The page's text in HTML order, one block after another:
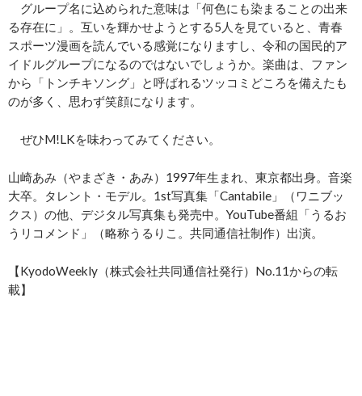
グループ名に込められた意味は「何色にも染まることの出来
る存在に」。互いを輝かせようとする5人を見ていると、青春
スポーツ漫画を読んでいる感覚になりますし、令和の国民的ア
イドルグループになるのではないでしょうか。楽曲は、ファン
から「トンチキソング」と呼ばれるツッコミどころを備えたも
のが多く、思わず笑顔になります。
ぜひM!LKを味わってみてください。
山崎あみ（やまざき・あみ）1997年生まれ、東京都出身。音楽
大卒。タレント・モデル。1st写真集「Cantabile」（ワニブッ
クス）の他、デジタル写真集も発売中。YouTube番組「うるお
うリコメンド」（略称うるりこ。共同通信社制作）出演。
【KyodoWeekly（株式会社共同通信社発行）No.11からの転
載】